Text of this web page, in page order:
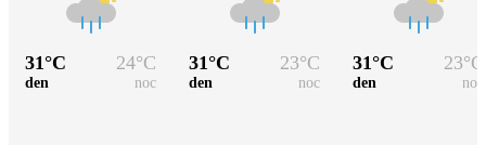
31°C 24°C
den noc
31°C 23°C
den noc
31°C 23°C
den noc